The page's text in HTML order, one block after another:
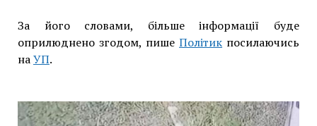
За його словами, більше інформації буде
оприлюднено згодом, пишеПолітик посилаючись
наУП.